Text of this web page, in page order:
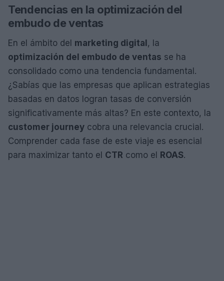
Tendencias en la optimización del
embudo de ventas
En el ámbito del marketing digital, la
optimización del embudo de ventas se ha
consolidado como una tendencia fundamental.
¿Sabías que las empresas que aplican estrategias
basadas en datos logran tasas de conversión
significativamente más altas? En este contexto, la
customer journey cobra una relevancia crucial.
Comprender cada fase de este viaje es esencial
para maximizar tanto el CTR como el ROAS.